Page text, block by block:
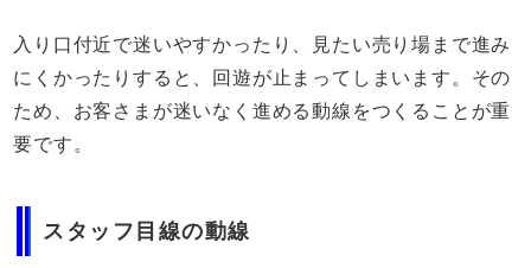
入り口付近で迷いやすかったり、見たい売り場まで進み
にくかったりすると、回遊が止まってしまいます。その
ため、お客さまが迷いなく進める動線をつくることが重
要です。
スタッフ目線の動線